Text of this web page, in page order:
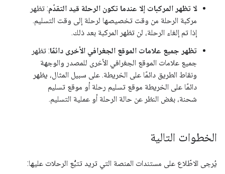
لا تظهر المركبات إلا عندما تكون الرحلة قيد التقدّم: تظهر
مركبة الرحلة من وقت تخصيصها لرحلة إلى وقت التسليم.
إذا تم إلغاء الرحلة، لن تظهر المركبة بعد ذلك.
تظهر جميع علامات الموقع الجغرافي الأخرى دائمًا: تظهر
جميع علامات الموقع الجغرافي الأخرى للمصدر والوجهة
ونقاط الطريق دائمًا على الخريطة. على سبيل المثال، يظهر
دائمًا على الخريطة موقع تسليم رحلة أو موقع تسليم
شحنة، بغض النظر عن حالة الرحلة أو عملية التسليم.
الخطوات التالية
يُرجى الاطّلاع على مستندات المنصة التي تريد تتبُّع الرحلات عليها: